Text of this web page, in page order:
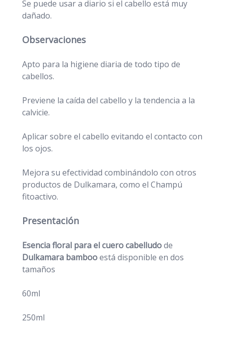
Se puede usar a diario si el cabello está muy
dañado.
Observaciones
Apto para la higiene diaria de todo tipo de
cabellos.
Previene la caída del cabello y la tendencia a la
calvicie.
Aplicar sobre el cabello evitando el contacto con
los ojos.
Mejora su efectividad combinándolo con otros
productos de Dulkamara, como el Champú
fitoactivo.
Presentación
Esencia floral para el cuero cabelludode
Dulkamara bambooestá disponible en dos
tamaños
60ml
250ml